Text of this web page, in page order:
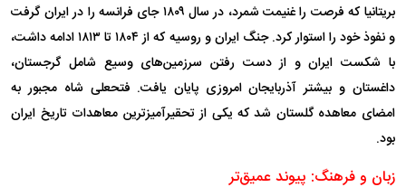
بریتانیا که فرصت را غنیمت شمرد، در سال ۱۸۰۹ جای فرانسه را در ایران گرفت
و نفوذ خود را استوار کرد. جنگ ایران و روسیه که از ۱۸۰۴ تا ۱۸۱۳ ادامه داشت،
با شکست ایران و از دست رفتن سرزمین‌های وسیع شامل گرجستان،
داغستان و بیشتر آذربایجان امروزی پایان یافت. فتحعلی شاه مجبور به
امضای معاهده گلستان شد که یکی از تحقیرآمیزترین معاهدات تاریخ ایران
بود.
زبان و فرهنگ: پیوند عمیق‌تر